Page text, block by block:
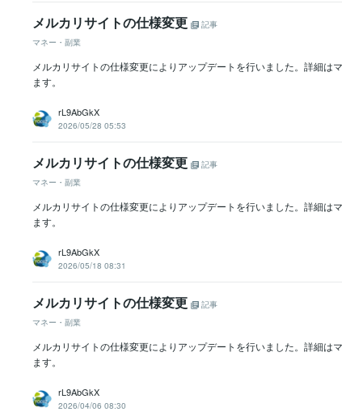
メルカリサイトの仕様変更
記事
マネー・副業
メルカリサイトの仕様変更によりアップデートを行いました。詳細は
ます。
rL9AbGkX
2026/05/28 05:53
メルカリサイトの仕様変更
記事
マネー・副業
メルカリサイトの仕様変更によりアップデートを行いました。詳細は
ます。
rL9AbGkX
2026/05/18 08:31
メルカリサイトの仕様変更
記事
マネー・副業
メルカリサイトの仕様変更によりアップデートを行いました。詳細は
ます。
rL9AbGkX
2026/04/06 08:30